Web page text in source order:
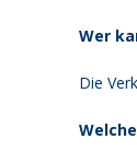
Wer
Die